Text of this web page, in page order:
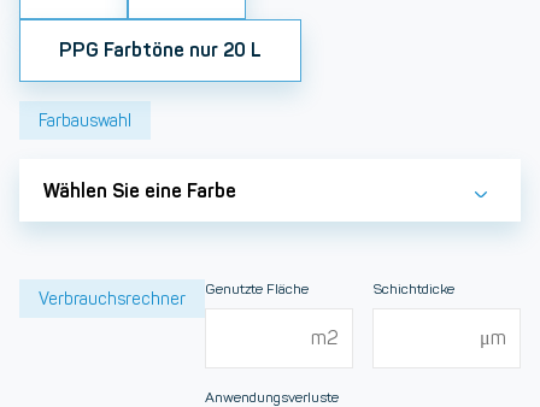
PPG Farbtöne nur 20 L
Farbauswahl
Wählen Sie eine Farbe
Verbrauchsrechner Genutzte Fläche Schichtdicke
Anwendungsverluste